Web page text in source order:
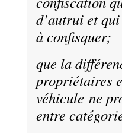
d’autrui et
à confisquer;
que la
propriétaires
véhicule ne
entre